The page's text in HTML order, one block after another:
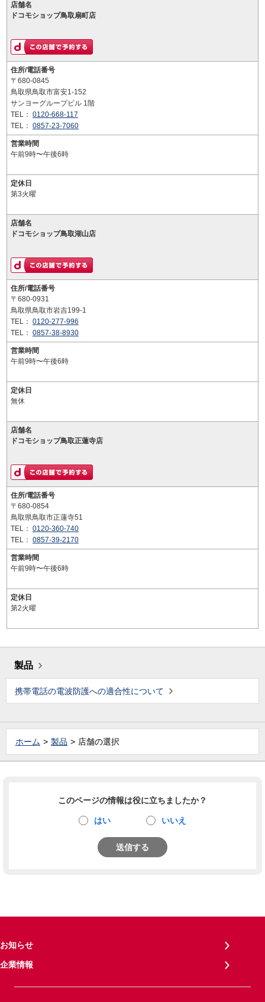
店舗名
ドコモショップ鳥取扇町店
住所/電話番号
〒680-0845
鳥取県鳥取市富安1-152
サンヨーグループビル 1階
TEL： 0120-668-117
TEL： 0857-23-7060
営業時間
午前9時〜午後6時
定休日
第3火曜
店舗名
ドコモショップ鳥取湖山店
住所/電話番号
〒680-0931
鳥取県鳥取市岩吉199-1
TEL： 0120-277-996
TEL： 0857-38-8930
営業時間
午前9時〜午後6時
定休日
無休
店舗名
ドコモショップ鳥取正蓮寺店
住所/電話番号
〒680-0854
鳥取県鳥取市正蓮寺51
TEL： 0120-360-740
TEL： 0857-39-2170
営業時間
午前9時〜午後6時
定休日
第2火曜
製品
携帯電話の電波防護への適合性について
ホーム 製品 店舗の選択
このページの情報は役に立ちましたか？
はい いいえ
送信する
お知らせ
企業情報